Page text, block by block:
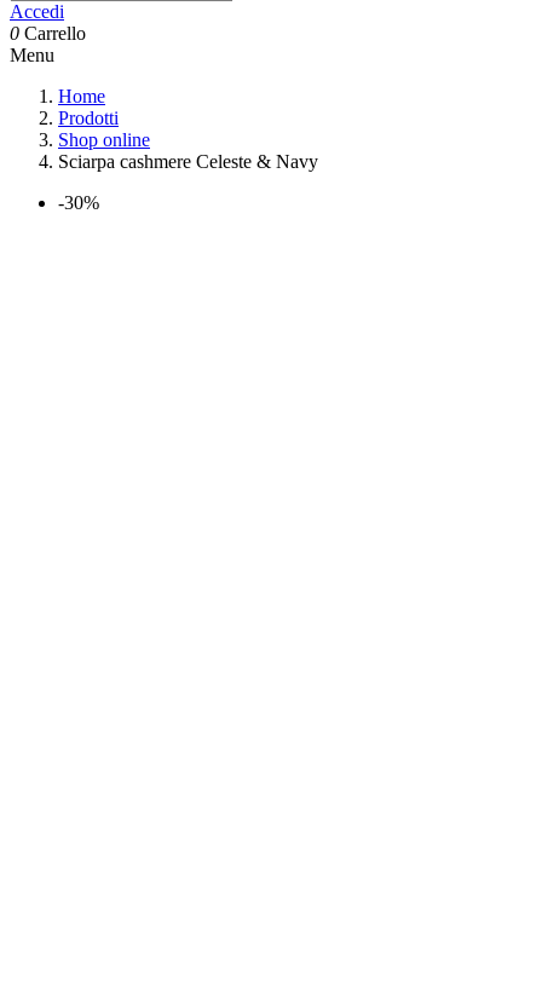
Accedi
0 Carrello
Menu
Home
Prodotti
Shop online
Sciarpa cashmere Celeste & Navy
-30%